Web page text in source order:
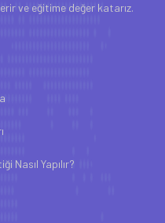
ve eğitime değer katarız.
Nasıl Yapılır?